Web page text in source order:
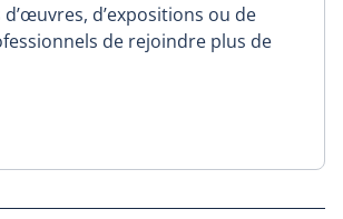
d’expositions ou de
de rejoindre plus de